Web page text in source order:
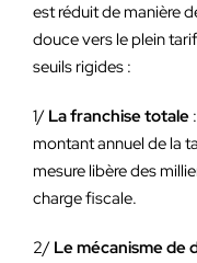
est réduit de manière
douce vers le plein
seuils rigides :
1/ La franchise totale
montant annuel de la
mesure libère des
charge fiscale.
2/ Le mécanisme de